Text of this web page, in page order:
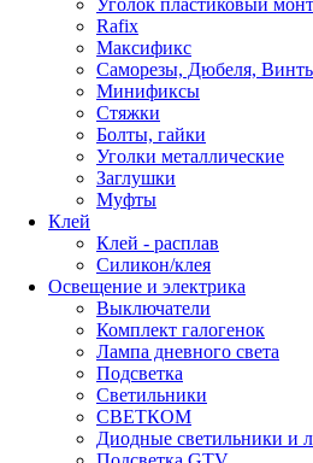
Rafix
Максификс
Саморезы, Дюбеля,
Минификсы
Стяжки
Болты, гайки
Уголки металлические
Заглушки
Муфты
Клей
Клей - расплав
Силикон/клея
Освещение и электрика
Выключатели
Комплект галогенок
Лампа дневного света
Подсветка
Светильники
СВЕТКОМ
Диодные светильники и